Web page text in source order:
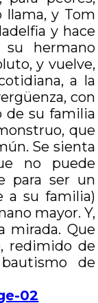
llama, y Tom
y hace
hermano
y vuelve,
a la
con
de su familia
que
Se sienta
no puede
para ser un
a su familia)
mayor. Y,
mirada. Que
redimido de
de